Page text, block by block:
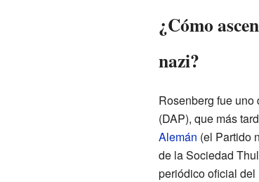
¿Cómo
nazi?
Rosenberg fue uno
(DAP), que más
Alemán (el Partido
de la Sociedad
periódico oficial del